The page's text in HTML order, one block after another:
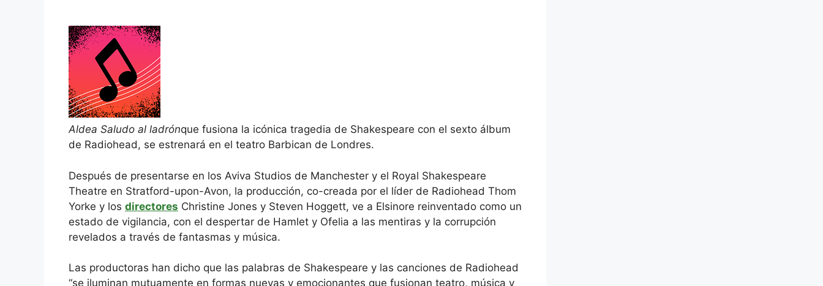
Aldea Saludo al ladrónque fusiona la icónica tragedia de Shakespeare con el sexto álbum
de Radiohead, se estrenará en el teatro Barbican de Londres.
Después de presentarse en los Aviva Studios de Manchester y el Royal Shakespeare
Theatre en Stratford-upon-Avon, la producción, co-creada por el líder de Radiohead Thom
Yorke y los directores Christine Jones y Steven Hoggett, ve a Elsinore reinventado como un
estado de vigilancia, con el despertar de Hamlet y Ofelia a las mentiras y la corrupción
revelados a través de fantasmas y música.
Las productoras han dicho que las palabras de Shakespeare y las canciones de Radiohead
“se iluminan mutuamente en formas nuevas y emocionantes que fusionan teatro, música y